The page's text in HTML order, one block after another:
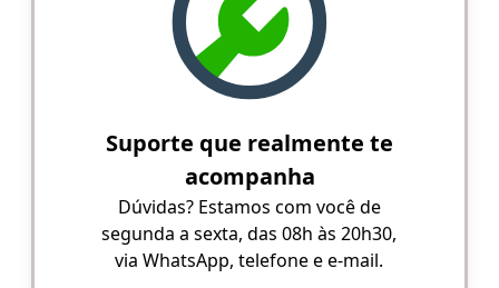
Suporte que realmente te
acompanha
Dúvidas? Estamos com você de
segunda a sexta, das 08h às 20h30,
via WhatsApp, telefone e e-mail.